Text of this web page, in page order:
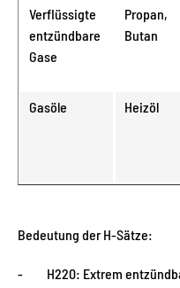
Verflüssigte
entzündbare
Gase
Propan,
Butan
Gasöle Heizöl
Bedeutung der H-Sätze:
- H220: Extrem